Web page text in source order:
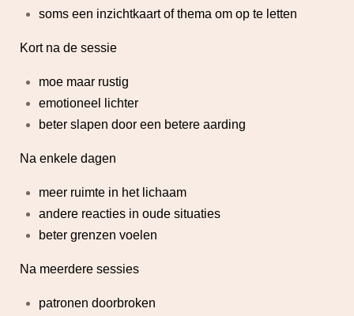
soms een inzichtkaart of thema om op te letten
Kort na de sessie
moe maar rustig
emotioneel lichter
beter slapen door een betere aarding
Na enkele dagen
meer ruimte in het lichaam
andere reacties in oude situaties
beter grenzen voelen
Na meerdere sessies
patronen doorbroken